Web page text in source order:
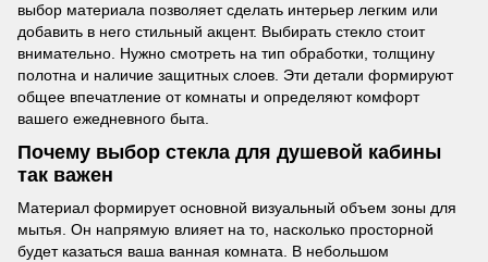
выбор материала позволяет сделать интерьер легким или
добавить в него стильный акцент. Выбирать стекло стоит
внимательно. Нужно смотреть на тип обработки, толщину
полотна и наличие защитных слоев. Эти детали формируют
общее впечатление от комнаты и определяют комфорт
вашего ежедневного быта.
Почему выбор стекла для душевой кабины
так важен
Материал формирует основной визуальный объем зоны для
мытья. Он напрямую влияет на то, насколько просторной
будет казаться ваша ванная комната. В небольшом